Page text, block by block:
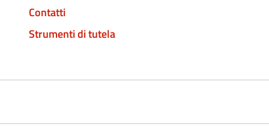
Contatti
Strumenti di tutela